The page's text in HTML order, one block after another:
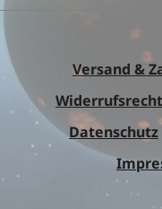
Versand &
Datenschutz